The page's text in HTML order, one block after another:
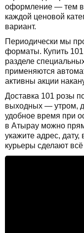
оформление — тем
каждой ценовой
вариант.
Периодически мы
форматы. Купить
разделе
применяются
активны акции
Доставка 101 розы
выходных — утром,
удобное время при
в Атырау можно
укажите адрес,
курьеры сделают